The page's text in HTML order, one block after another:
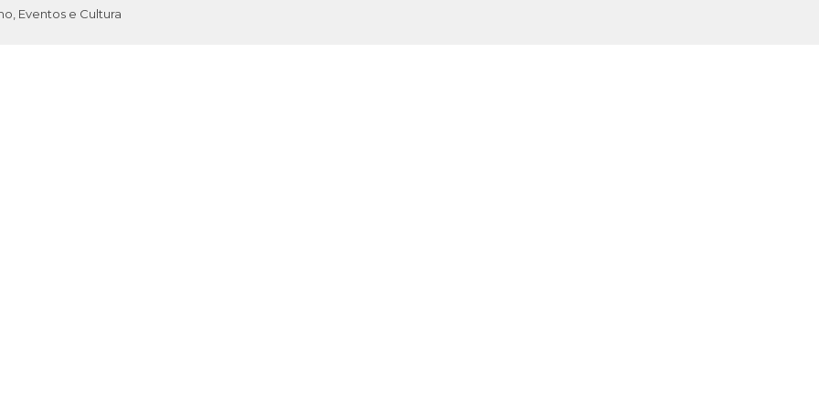
Eventos e Cultura